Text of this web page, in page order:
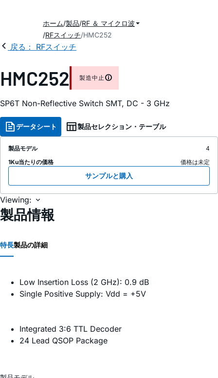
ホーム 製品 RF ＆ マイクロ波
RFスイッチ HMC252
戻る： RFスイッチ
HMC252 製造中止
SP6T Non-Reflective Switch SMT, DC - 3 GHz
データシート 製品セレクション・テーブル
製品モデル
4
1Ku当たりの価格
価格は未定
サンプルと購入
Viewing:
製品情報
特長製品の詳細
Low Insertion Loss (2 GHz): 0.9 dB
Single Positive Supply: Vdd = +5V
Integrated 3:6 TTL Decoder
24 Lead QSOP Package